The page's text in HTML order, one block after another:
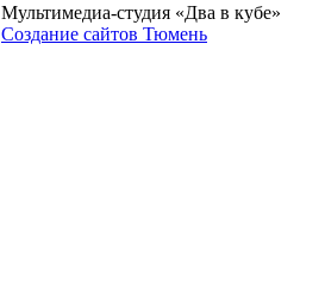
Мультимедиа-студия «Два в кубе»
Создание сайтов Тюмень